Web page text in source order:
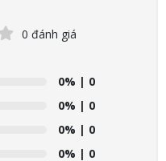
0 đánh giá
0% | 0
0% | 0
0% | 0
0% | 0